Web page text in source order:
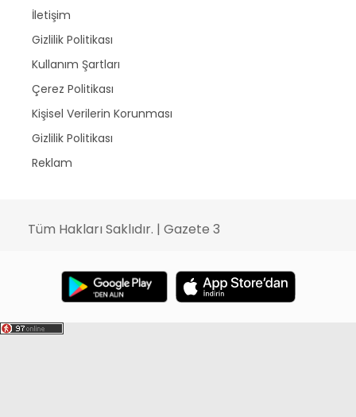
İletişim
Gizlilik Politikası
Kullanım Şartları
Çerez Politikası
Kişisel Verilerin Korunması
Gizlilik Politikası
Reklam
Tüm Hakları Saklıdır. | Gazete 3